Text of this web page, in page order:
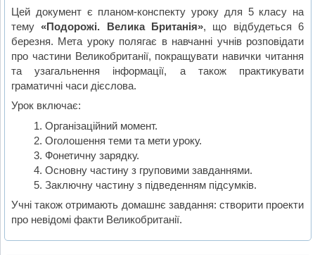
Цей документ є планом-конспекту уроку для 5 класу на
тему«Подорожі. Велика Британія», що відбудеться 6
березня. Мета уроку полягає в навчанні учнів розповідати
про частини Великобританії, покращувати навички читання
та узагальнення інформації, а також практикувати
граматичні часи дієслова.
Урок включає:
Організаційний момент.
Оголошення теми та мети уроку.
Фонетичну зарядку.
Основну частину з груповими завданнями.
Заключну частину з підведенням підсумків.
Учні також отримають домашнє завдання: створити проекти
про невідомі факти Великобританії.